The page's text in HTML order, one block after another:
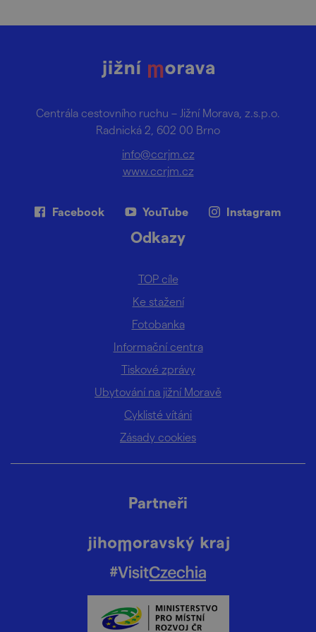
Centrála cestovního ruchu – Jižní Morava, z.s.p.o.
Radnická 2, 602 00 Brno
info@ccrjm.cz
www.ccrjm.cz
Facebook YouTube Instagram
Odkazy
TOP cíle
Ke stažení
Fotobanka
Informační centra
Tiskové zprávy
Ubytování na jižní Moravě
Cyklisté vítáni
Zásady cookies
Partneři